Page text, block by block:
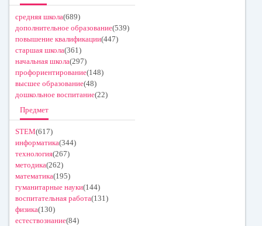
средняя школа(689)
дополнительное образование(539)
повышение квалификации(447)
старшая школа(361)
начальная школа(297)
профориентирование(148)
высшее образование(48)
дошкольное воспитание(22)
Предмет
STEM(617)
информатика(344)
технология(267)
методика(262)
математика(195)
гуманитарные науки(144)
воспитательная работа(131)
физика(130)
естествознание(84)